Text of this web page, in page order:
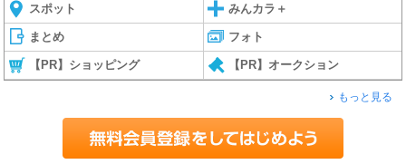
スポット みんカラ＋
まとめ フォト
【PR】ショッピング 【PR】オークション
もっと見る